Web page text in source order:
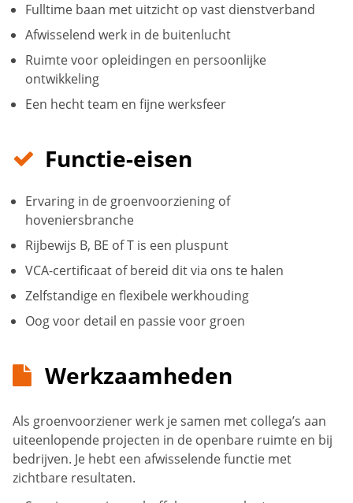
Fulltime baan met uitzicht op vast dienstverband
Afwisselend werk in de buitenlucht
Ruimte voor opleidingen en persoonlijke
ontwikkeling
Een hecht team en fijne werksfeer
Functie-eisen
Ervaring in de groenvoorziening of
hoveniersbranche
Rijbewijs B, BE of T is een pluspunt
VCA-certificaat of bereid dit via ons te halen
Zelfstandige en flexibele werkhouding
Oog voor detail en passie voor groen
Werkzaamheden
Als groenvoorziener werk je samen met collega’s aan
uiteenlopende projecten in de openbare ruimte en bij
bedrijven. Je hebt een afwisselende functie met
zichtbare resultaten.